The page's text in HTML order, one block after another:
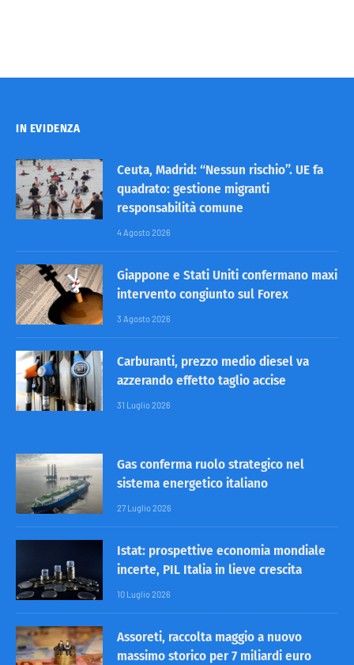
IN EVIDENZA
Ceuta, Madrid: “Nessun rischio”. UE fa
quadrato: gestione migranti
responsabilità comune
4 Agosto 2026
Giappone e Stati Uniti confermano maxi
intervento congiunto sul Forex
3 Agosto 2026
Carburanti, prezzo medio diesel va
azzerando effetto taglio accise
31 Luglio 2026
Gas conferma ruolo strategico nel
sistema energetico italiano
27 Luglio 2026
Istat: prospettive economia mondiale
incerte, PIL Italia in lieve crescita
10 Luglio 2026
Assoreti, raccolta maggio a nuovo
massimo storico per 7 miliardi euro